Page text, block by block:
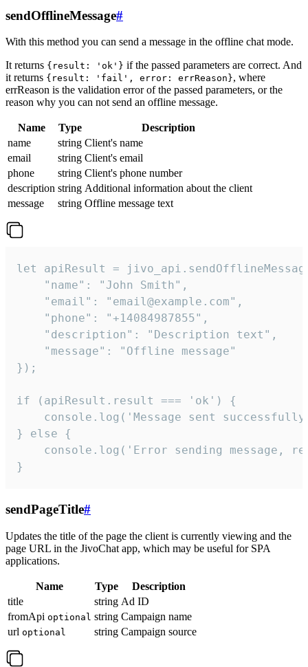
sendOfflineMessage#
With this method you can send a message in the offline chat mode.
It returns {result: 'ok'} if the passed parameters are correct. And
it returns {result: 'fail', error: errReason}, where
errReason is the validation error of the passed parameters, or the
reason why you can not send an offline message.
Name Type
Description
name
string Client's name
email
string Client's email
phone
string Client's phone number
description string Additional information about the client
message
string Offline message text
let apiResult =
    "name": "John Smith",
    "email": "email@example.com",
    "phone": "+14084987855",
    "description": "Description text",
    "message": "Offline message"
});
if (apiResult.result === 'ok') {
console.log('Message sent
} else {
console.log('Error sending message,
}
sendPageTitle#
Updates the title of the page the client is currently viewing and the
page URL in the JivoChat app, which may be useful for SPA
applications.
Name Type
Description
title
string Ad ID
fromApi optional string Campaign name
url optional string Campaign source